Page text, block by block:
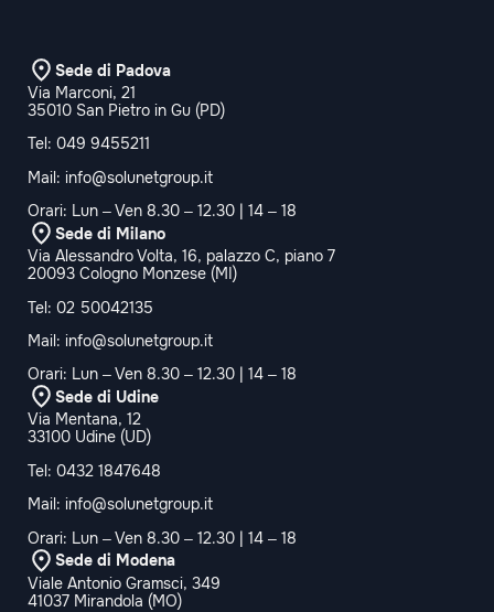
Sede di Padova
Via Marconi, 21
35010 San Pietro in Gu (PD)
Tel: 049 9455211
Mail: info@solunetgroup.it
Orari: Lun – Ven 8.30 – 12.30 | 14 – 18
Sede di Milano
Via Alessandro Volta, 16, palazzo C, piano 7
20093 Cologno Monzese (MI)
Tel: 02 50042135
Mail: info@solunetgroup.it
Orari: Lun – Ven 8.30 – 12.30 | 14 – 18
Sede di Udine
Via Mentana, 12
33100 Udine (UD)
Tel: 0432 1847648
Mail: info@solunetgroup.it
Orari: Lun – Ven 8.30 – 12.30 | 14 – 18
Sede di Modena
Viale Antonio Gramsci, 349
41037 Mirandola (MO)